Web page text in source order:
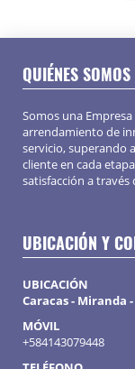
QUIÉNES SOMOS
Somos una
arrendamiento de
servicio, superando
cliente en cada
satisfacción a
UBICACIÓN Y
UBICACIÓN
Caracas - Miranda
MÓVIL
+584143079448